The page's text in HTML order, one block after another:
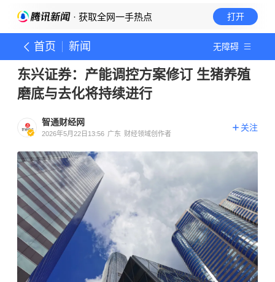
· 获取全网一手热点 打开
首页 新闻 无障碍
东兴证券：产能调控方案修订 生猪养殖
磨底与去化将持续进行
智通财经网
2026年5月22日13:56 广东 财经领域创作者
关注